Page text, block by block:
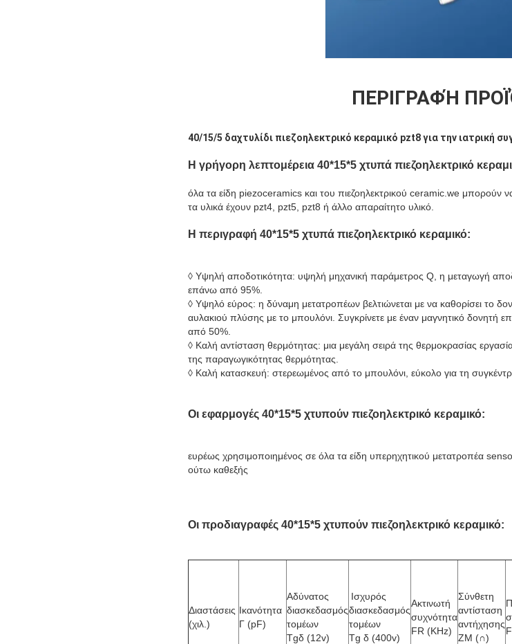
ΠΕΡΙΓΡΑΦΉ
40/15/5 δαχτυλίδι πιεζοηλεκτρικό κεραμικό pzt8 για την ιατρική
Η γρήγορη λεπτομέρεια 40*15*5 χτυπά πιεζοηλεκτρικό
όλα τα είδη piezoceramics και του πιεζοηλεκτρικού ceramic.we μπορούν
τα υλικά έχουν pzt4, pzt5, pzt8 ή άλλο απαραίτητο υλικό.
Η περιγραφή 40*15*5 χτυπά πιεζοηλεκτρικό κεραμικό:
◊ Υψηλή αποδοτικότητα: υψηλή μηχανική παράμετρος Q, η μεταγωγή
επάνω από 95%.
◊ Υψηλό εύρος: η δύναμη μετατροπέων βελτιώνεται με να καθορίσει το
αυλακιού πλύσης με το μπουλόνι. Συγκρίνετε με έναν μαγνητικό δονητή
από 50%.
◊ Καλή αντίσταση θερμότητας: μια μεγάλη σειρά της θερμοκρασίας
της παραγωγικότητας θερμότητας.
◊ Καλή κατασκευή: στερεωμένος από το μπουλόνι, εύκολο για τη
Οι εφαρμογές 40*15*5 χτυπούν πιεζοηλεκτρικό κεραμικό:
ευρέως χρησιμοποιημένος σε όλα τα είδη υπερηχητικού μετατροπέα
ούτω καθεξής
Οι προδιαγραφές 40*15*5 χτυπούν πιεζοηλεκτρικό κεραμικό:
Διαστάσεις
(χιλ.)
Ικανότητα
Γ (pF)
Αδύνατος
διασκεδασμός
τομέων
Tgδ (12v)
Ισχυρός
διασκεδασμός
τομέων
Tg δ (400v)
Ακτινωτή
συχνότητα
FR (KHz)
Σύνθετη
αντίσταση
αντήχησης
ZM (∩)